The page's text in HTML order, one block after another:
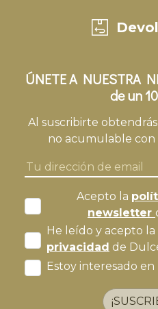
ÚNETE A NUESTRA
de un
Al suscribirte
no acumulable con
Acepto la
newsletter
He leído y acepto la
privacidad de
Estoy interesado